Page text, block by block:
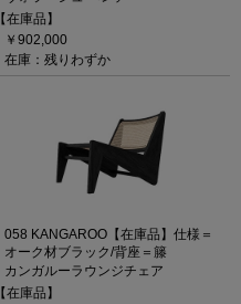
【在庫品】
￥902,000
在庫：残りわずか
058 KANGAROO【在庫品】仕様＝
オーク材ブラック/背座＝籐
カンガルーラウンジチェア
【在庫品】